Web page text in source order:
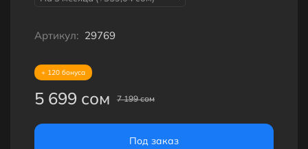
Артикул: 29769
+ 120 бонуса
5 699 сом 7 199 сом
Под заказ